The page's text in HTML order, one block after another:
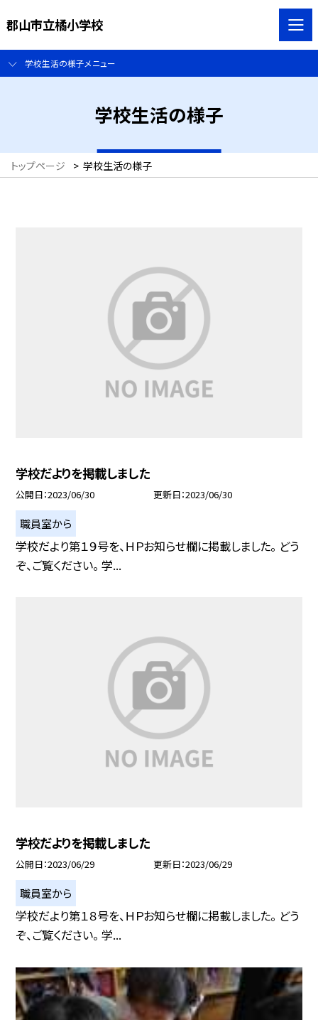
郡山市立橘小学校
学校生活の様子メニュー
学校生活の様子
トップページ > 学校生活の様子
学校だよりを掲載しました
公開日 2023/06/30 更新日 2023/06/30
職員室から
学校だより第１９号を、ＨＰお知らせ欄に掲載しました。 どう
ぞ、ご覧ください。 学...
学校だよりを掲載しました
公開日 2023/06/29 更新日 2023/06/29
職員室から
学校だより第１８号を、ＨＰお知らせ欄に掲載しました。 どう
ぞ、ご覧ください。 学...